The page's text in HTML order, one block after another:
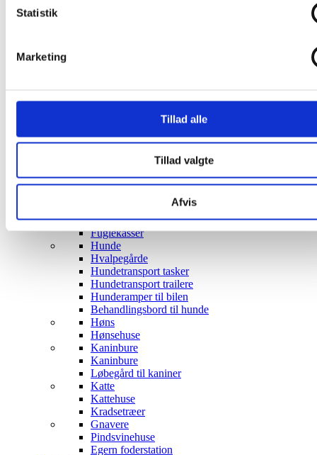
Statistik
Marketing
Tillad alle
Tillad valgte
Afvis
Robotter til Børn
Cykelanhænger til Børn
Institution trækvogne
Fugle
Fuglekasse kamera
Fuglekasser
Hunde
Hvalpegårde
Hundetransport tasker
Hundetransport trailere
Hunderamper til bilen
Behandlingsbord til hunde
Høns
Hønsehuse
Kaninbure
Kaninbure
Løbegård til kaniner
Katte
Kattehuse
Kradsetræer
Gnavere
Pindsvinehuse
Egern foderstation